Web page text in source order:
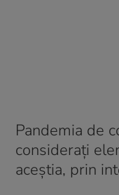
Pandemia de
considerați
aceștia, prin